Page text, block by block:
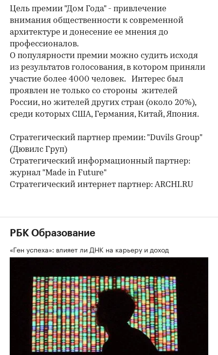
Цель премии "Дом Года" - привлечение
внимания общественности к современной
архитектуре и донесение ее мнения до
профессионалов.
О популярности премии можно судить исходя
из результатов голосования, в котором приняли
участие более 4000 человек. Интерес был
проявлен не только со стороны жителей
России, но жителей других стран (около 20%),
среди которых США, Германия, Китай, Япония.
Стратегический партнер премии: "Duvils Group"
(Дювилс Груп)
Стратегический информационный партнер:
журнал "Made in Future"
Стратегический интернет партнер: ARCHI.RU
РБК Образование
«Ген успеха»: влияет ли ДНК на карьеру и доход